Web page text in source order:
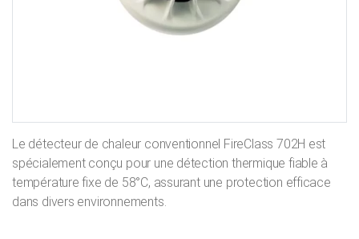
Le détecteur de chaleur conventionnel FireClass 702H est
spécialement conçu pour une détection thermique fiable à
température fixe de 58°C, assurant une protection efficace
dans divers environnements.